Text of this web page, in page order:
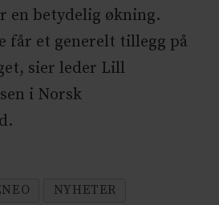
en betydelig økning.
får et generelt tillegg på
sier leder Lill
i Norsk
NYHETER